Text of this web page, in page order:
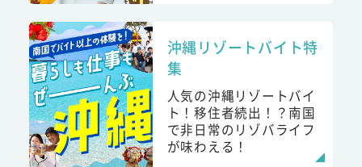
沖縄リゾートバイト特
集
人気の沖縄リゾートバイ
ト！移住者続出！？南国
で非日常のリゾバライフ
が味わえる！